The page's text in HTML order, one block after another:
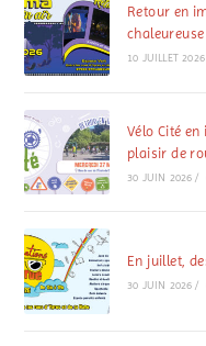
Retour en
10 JUILLET 2026
Vélo Cité
plaisir de
30 JUIN 2026 /
En juillet,
30 JUIN 2026 /